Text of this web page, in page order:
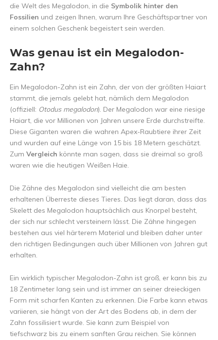
die Welt des Megalodon, in die Symbolik hinter den
Fossilien und zeigen Ihnen, warum Ihre Geschäftspartner von
einem solchen Geschenk begeistert sein werden.
Was genau ist ein Megalodon-
Zahn?
Ein Megalodon-Zahn ist ein Zahn, der von der größten Haiart
stammt, die jemals gelebt hat, nämlich dem Megalodon
(offiziell: Otodus megalodon). Der Megalodon war eine riesige
Haiart, die vor Millionen von Jahren unsere Erde durchstreifte.
Diese Giganten waren die wahren Apex-Raubtiere ihrer Zeit
und wurden auf eine Länge von 15 bis 18 Metern geschätzt.
Zum Vergleich könnte man sagen, dass sie dreimal so groß
waren wie die heutigen Weißen Haie.
Die Zähne des Megalodon sind vielleicht die am besten
erhaltenen Überreste dieses Tieres. Das liegt daran, dass das
Skelett des Megalodon hauptsächlich aus Knorpel besteht,
der sich nur schlecht versteinern lässt. Die Zähne hingegen
bestehen aus viel härterem Material und bleiben daher unter
den richtigen Bedingungen auch über Millionen von Jahren gut
erhalten.
Ein wirklich typischer Megalodon-Zahn ist groß, er kann bis zu
18 Zentimeter lang sein und ist immer an seiner dreieckigen
Form mit scharfen Kanten zu erkennen. Die Farbe kann etwas
variieren, sie hängt von der Art des Bodens ab, in dem der
Zahn fossilisiert wurde. Sie kann zum Beispiel von
tiefschwarz bis zu einem sanften Grau reichen. Sie können